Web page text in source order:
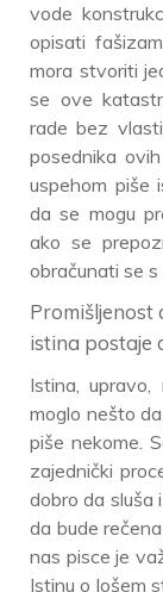
vode
opisati
mora stvoriti
se ove
rade bez
posednika
uspehom piše
da se mogu
ako se
obračunati se
Promišljenost
istina postaje
Istina,
moglo nešto
piše nekome.
zajednički
dobro da sluša
da bude
nas pisce je
Istinu o lošem